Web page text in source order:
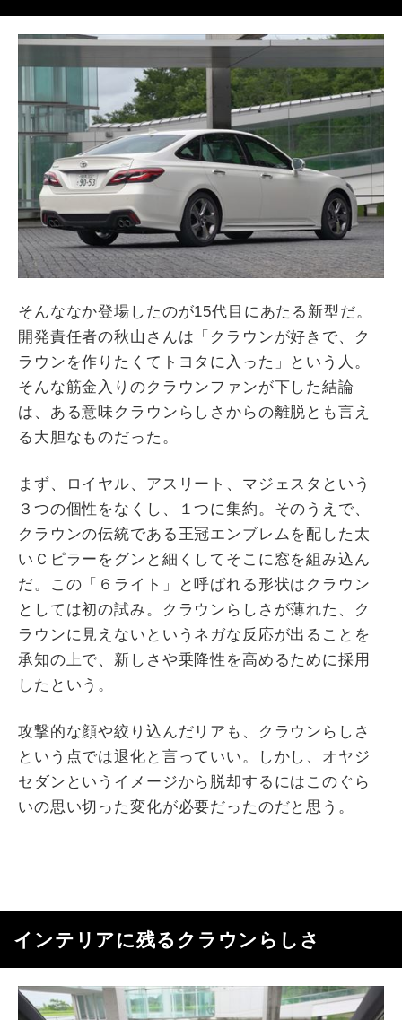
そんななか登場したのが15代目にあたる新型だ。
開発責任者の秋山さんは「クラウンが好きで、ク
ラウンを作りたくてトヨタに入った」という人。
そんな筋金入りのクラウンファンが下した結論
は、ある意味クラウンらしさからの離脱とも言え
る大胆なものだった。
まず、ロイヤル、アスリート、マジェスタという
３つの個性をなくし、１つに集約。そのうえで、
クラウンの伝統である王冠エンブレムを配した太
いＣピラーをグンと細くしてそこに窓を組み込ん
だ。この「６ライト」と呼ばれる形状はクラウン
としては初の試み。クラウンらしさが薄れた、ク
ラウンに見えないというネガな反応が出ることを
承知の上で、新しさや乗降性を高めるために採用
したという。
攻撃的な顔や絞り込んだリアも、クラウンらしさ
という点では退化と言っていい。しかし、オヤジ
セダンというイメージから脱却するにはこのぐら
いの思い切った変化が必要だったのだと思う。
インテリアに残るクラウンらしさ